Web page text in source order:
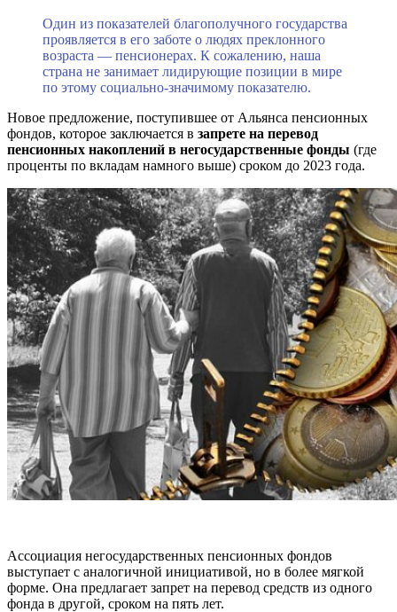
Один из показателей благополучного государства
проявляется в его заботе о людях преклонного
возраста — пенсионерах. К сожалению, наша
страна не занимает лидирующие позиции в мире
по этому социально-значимому показателю.
Новое предложение, поступившее от Альянса пенсионных
фондов, которое заключается в запрете на перевод
пенсионных накоплений в негосударственные фонды (где
проценты по вкладам намного выше) сроком до 2023 года.
Ассоциация негосударственных пенсионных фондов
выступает с аналогичной инициативой, но в более мягкой
форме. Она предлагает запрет на перевод средств из одного
фонда в другой, сроком на пять лет.